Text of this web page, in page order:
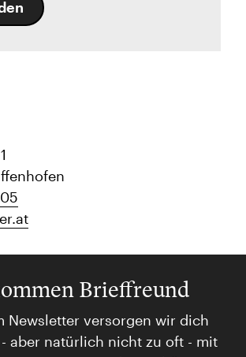
Brieffreund
Newsletter versorgen wir dich
aber natürlich nicht zu oft - mit